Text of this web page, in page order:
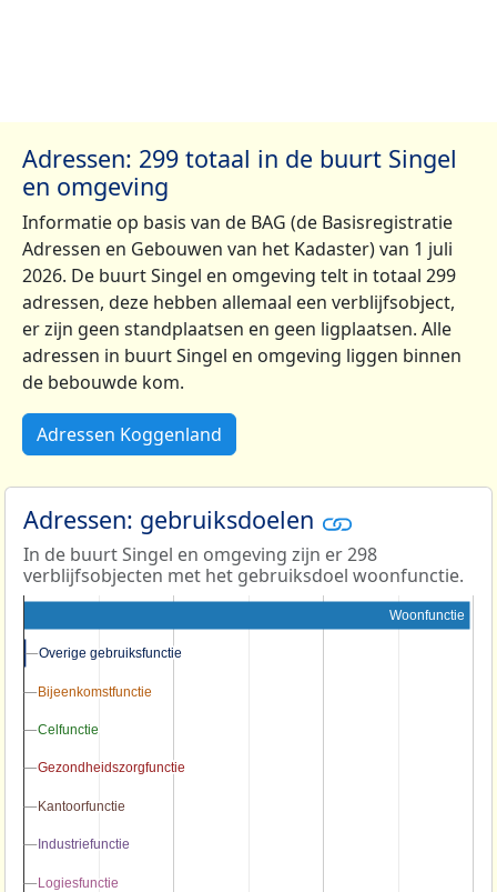
Adressen: 299 totaal in de buurt Singel
en omgeving
Informatie op basis van de BAG (de Basisregistratie
Adressen en Gebouwen van het Kadaster) van 1 juli
2026. De buurt Singel en omgeving telt in totaal 299
adressen, deze hebben allemaal een verblijfsobject,
er zijn geen standplaatsen en geen ligplaatsen. Alle
adressen in buurt Singel en omgeving liggen binnen
de bebouwde kom.
Adressen Koggenland
Adressen: gebruiksdoelen
In de buurt Singel en omgeving zijn er 298
verblijfsobjecten met het gebruiksdoel woonfunctie.
Woonfunctie
Overige gebruiksfunctie
Overige gebruiksfunctie
Bijeenkomstfunctie
Bijeenkomstfunctie
Celfunctie
Celfunctie
Gezondheidszorgfunctie
Gezondheidszorgfunctie
Kantoorfunctie
Kantoorfunctie
Industriefunctie
Industriefunctie
Logiesfunctie
Logiesfunctie